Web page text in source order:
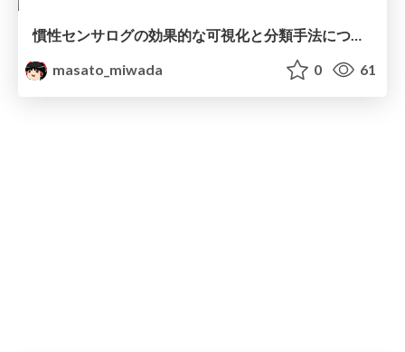
慣性センサログの効果的な可視化と分類手法について
masato_miwada
0 61